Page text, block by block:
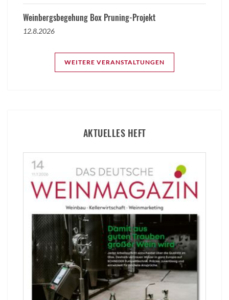
Weinbergsbegehung Box Pruning-Projekt
12.8.2026
WEITERE VERANSTALTUNGEN
AKTUELLES HEFT